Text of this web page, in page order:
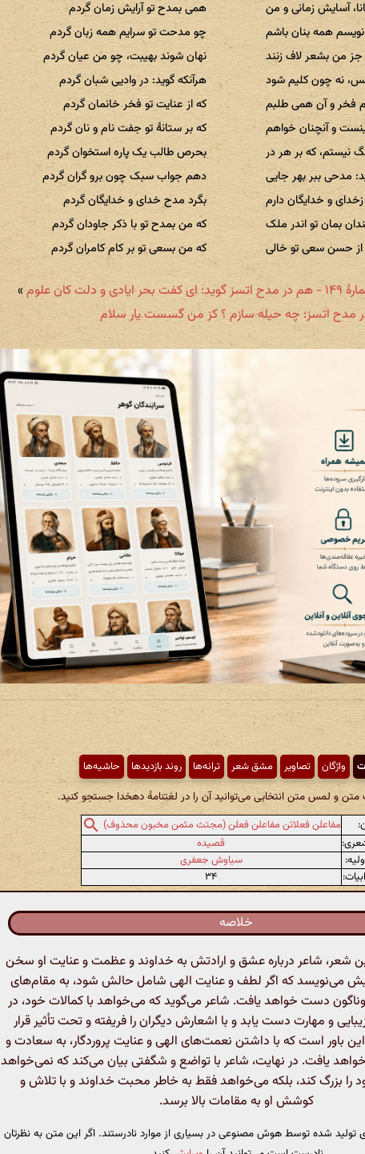
آسایش زمانی و من
همی بمدح تو آرایش زمان گردم
همه بنان باشم
چو مدحت تو سرایم همه زبان گردم
جز من بشعر لاف زنند
نهان شوند بهیبت، چو من عیان گردم
نه چون کلیم شود
هرآنکه گوید: در وادیی شبان گردم
فخر و آن همی طلبم
که از عنایت تو فخر خانمان گردم
و آنچنان خواهم
که بر ستانهٔ تو جفت نام و نان گردم
نیستم، که بر هر در
بحرص طالب یک پاره استخوان گردم
مدحی ببر بهر جایی
دهم جواب سبک چون برو گران گردم
و خدایگان دارم
بگرد مدح خدای و خدایگان گردم
بمان تو اندر ملک
که من بمدح تو با ذکر جاودان گردم
حسن سعی تو خالی
که من بسعی تو بر کام کامران گردم
ای کفت بحر ایادی و دلت کان علوم
»
واژگان تصاویر مشق شعر ترانه‌ها روند بازدیدها حاشیه‌ها
متن و لمس متن انتخابی می‌توانید آن را در لغتنامهٔ دهخدا جستجو کنید.
مفاعلن فعلاتن مفاعلن فعلن (مجتث مثمن مخبون محذوف)
قصیده
سیاوش جعفری
۳۴
خلاصه
شاعر درباره عشق و ارادتش به خداوند و عظمت و عنایت او سخن
می‌نویسد که اگر لطف و عنایت الهی شامل حالش شود، به مقام‌های
دست خواهد یافت. شاعر می‌گوید که می‌خواهد با کمالات خود، در
و مهارت دست یابد و با اشعارش دیگران را فریفته و تحت تأثیر قرار
باور است که با داشتن نعمت‌های الهی و عنایت پروردگار، به سعادت و
یافت. در نهایت، شاعر با تواضع و شگفتی بیان می‌کند که نمی‌خواهد
را بزرگ کند، بلکه می‌خواهد فقط به خاطر محبت خداوند و با تلاش و
کوشش او به مقامات بالا برسد.
تولید شده توسط هوش مصنوعی در بسیاری از موارد نادرستند. اگر این متن به نظرتان